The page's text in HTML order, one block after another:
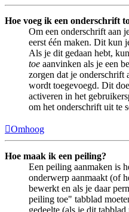
Hoe voeg ik een onderschrift
Om een onderschrift aan
eerst één maken. Dit kun
Als je dit gedaan hebt,
toe aanvinken als je een
zorgen dat je onderschrift
wordt toegevoegd. Dit
activeren in het
om het onderschrift uit te
Omhoog
Hoe maak ik een peiling?
Een peiling aanmaken is
onderwerp aanmaakt (of
bewerkt en als je daar
peiling toe" tabblad